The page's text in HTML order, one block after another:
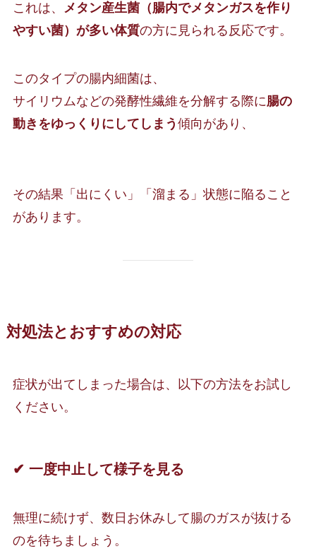
これは、 メタン産生菌（腸内でメタンガスを作り
やすい菌）が多い体質の方に見られる反応です。
このタイプの腸内細菌は、
サイリウムなどの発酵性繊維を分解する際に腸の
動きをゆっくりにしてしまう 傾向があり、
その結果「出にくい」「溜まる」状態に陥ること
があります。
対処法とおすすめの対応
症状が出てしまった場合は、以下の方法をお試し
ください。
✔ 一度中止して様子を見る
無理に続けず、数日お休みして腸のガスが抜ける
のを待ちましょう。